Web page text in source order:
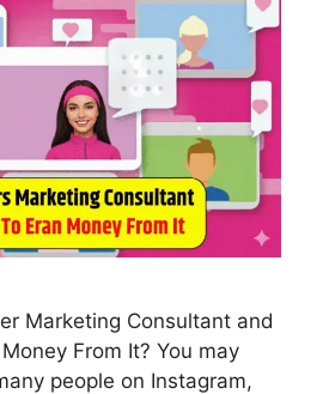
Marketing Consultant and
From It? You may
people on Instagram,